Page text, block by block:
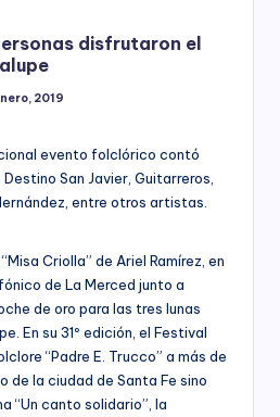
disfrutaron el
2019
evento folclórico contó
San Javier, Guitarreros,
entre otros artistas.
Criolla” de Ariel Ramírez, en
de La Merced junto a
de oro para las tres lunas
En su 31º edición, el Festival
“Padre E. Trucco” a más de
de la ciudad de Santa Fe sino
“Un canto solidario”, la